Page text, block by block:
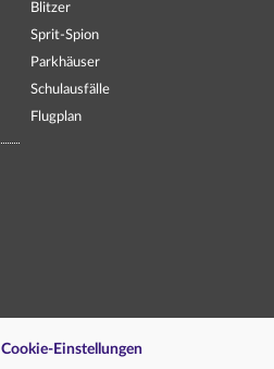
Blitzer
Sprit-Spion
Parkhäuser
Schulausfälle
Flugplan
Cookie-Einstellungen